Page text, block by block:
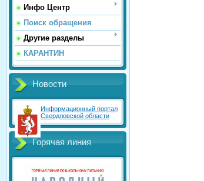
Инфо Центр
Поиск обращения
Другие разделы
КАРАНТИН
Новости
Информационный портал
Свердловской области
Горячая линия